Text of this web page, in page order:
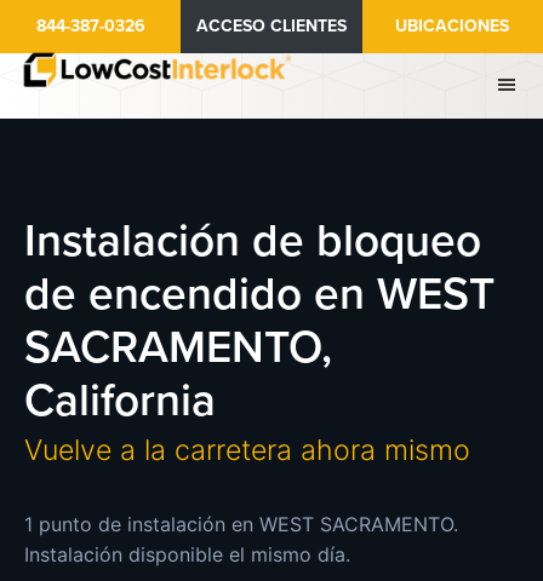
contenido
844-387-0326 ACCESO CLIENTES UBICACIONES
Instalación de bloqueo
de encendido en WEST
SACRAMENTO,
California
Vuelve a la carretera ahora mismo
1 punto de instalación en WEST SACRAMENTO.
Instalación disponible el mismo día.